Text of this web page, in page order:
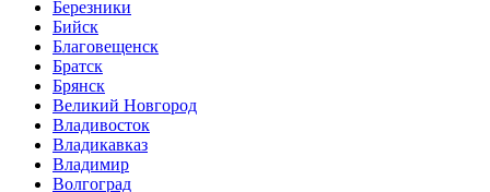
Березники
Бийск
Благовещенск
Братск
Брянск
Великий Новгород
Владивосток
Владикавказ
Владимир
Волгоград